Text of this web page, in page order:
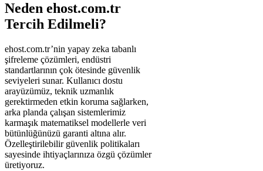
Neden ehost.com.tr
Tercih Edilmeli?
ehost.com.tr’nin yapay zeka tabanlı
şifreleme çözümleri, endüstri
standartlarının çok ötesinde güvenlik
seviyeleri sunar. Kullanıcı dostu
arayüzümüz, teknik uzmanlık
gerektirmeden etkin koruma sağlarken,
arka planda çalışan sistemlerimiz
karmaşık matematiksel modellerle veri
bütünlüğünüzü garanti altına alır.
Özelleştirilebilir güvenlik politikaları
sayesinde ihtiyaçlarınıza özgü çözümler
üretiyoruz.